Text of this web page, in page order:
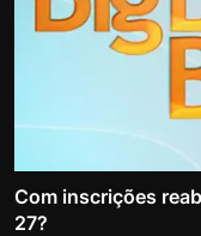
Com inscrições
27?